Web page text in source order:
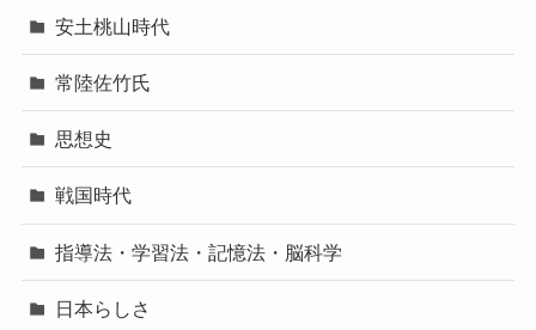
安土桃山時代
常陸佐竹氏
思想史
戦国時代
指導法・学習法・記憶法・脳科学
日本らしさ